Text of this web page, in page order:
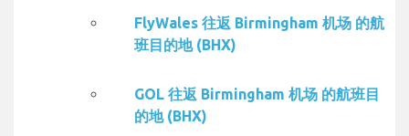
FlyWales 往返 Birmingham 机场 的航
班目的地 (BHX)
GOL 往返 Birmingham 机场 的航班目
的地 (BHX)